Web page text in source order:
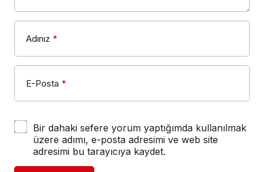
Adınız *
E-Posta *
Bir dahaki sefere yorum yaptığımda kullanılmak
üzere adımı, e-posta adresimi ve web site
adresimi bu tarayıcıya kaydet.